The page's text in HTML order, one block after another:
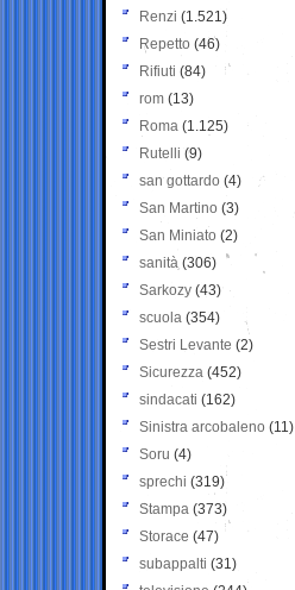
Renzi (1.521)
Repetto (46)
Rifiuti (84)
rom (13)
Roma (1.125)
Rutelli (9)
san gottardo (4)
San Martino (3)
San Miniato (2)
sanità (306)
Sarkozy (43)
scuola (354)
Sestri Levante (2)
Sicurezza (452)
sindacati (162)
Sinistra arcobaleno (11)
Soru (4)
sprechi (319)
Stampa (373)
Storace (47)
subappalti (31)